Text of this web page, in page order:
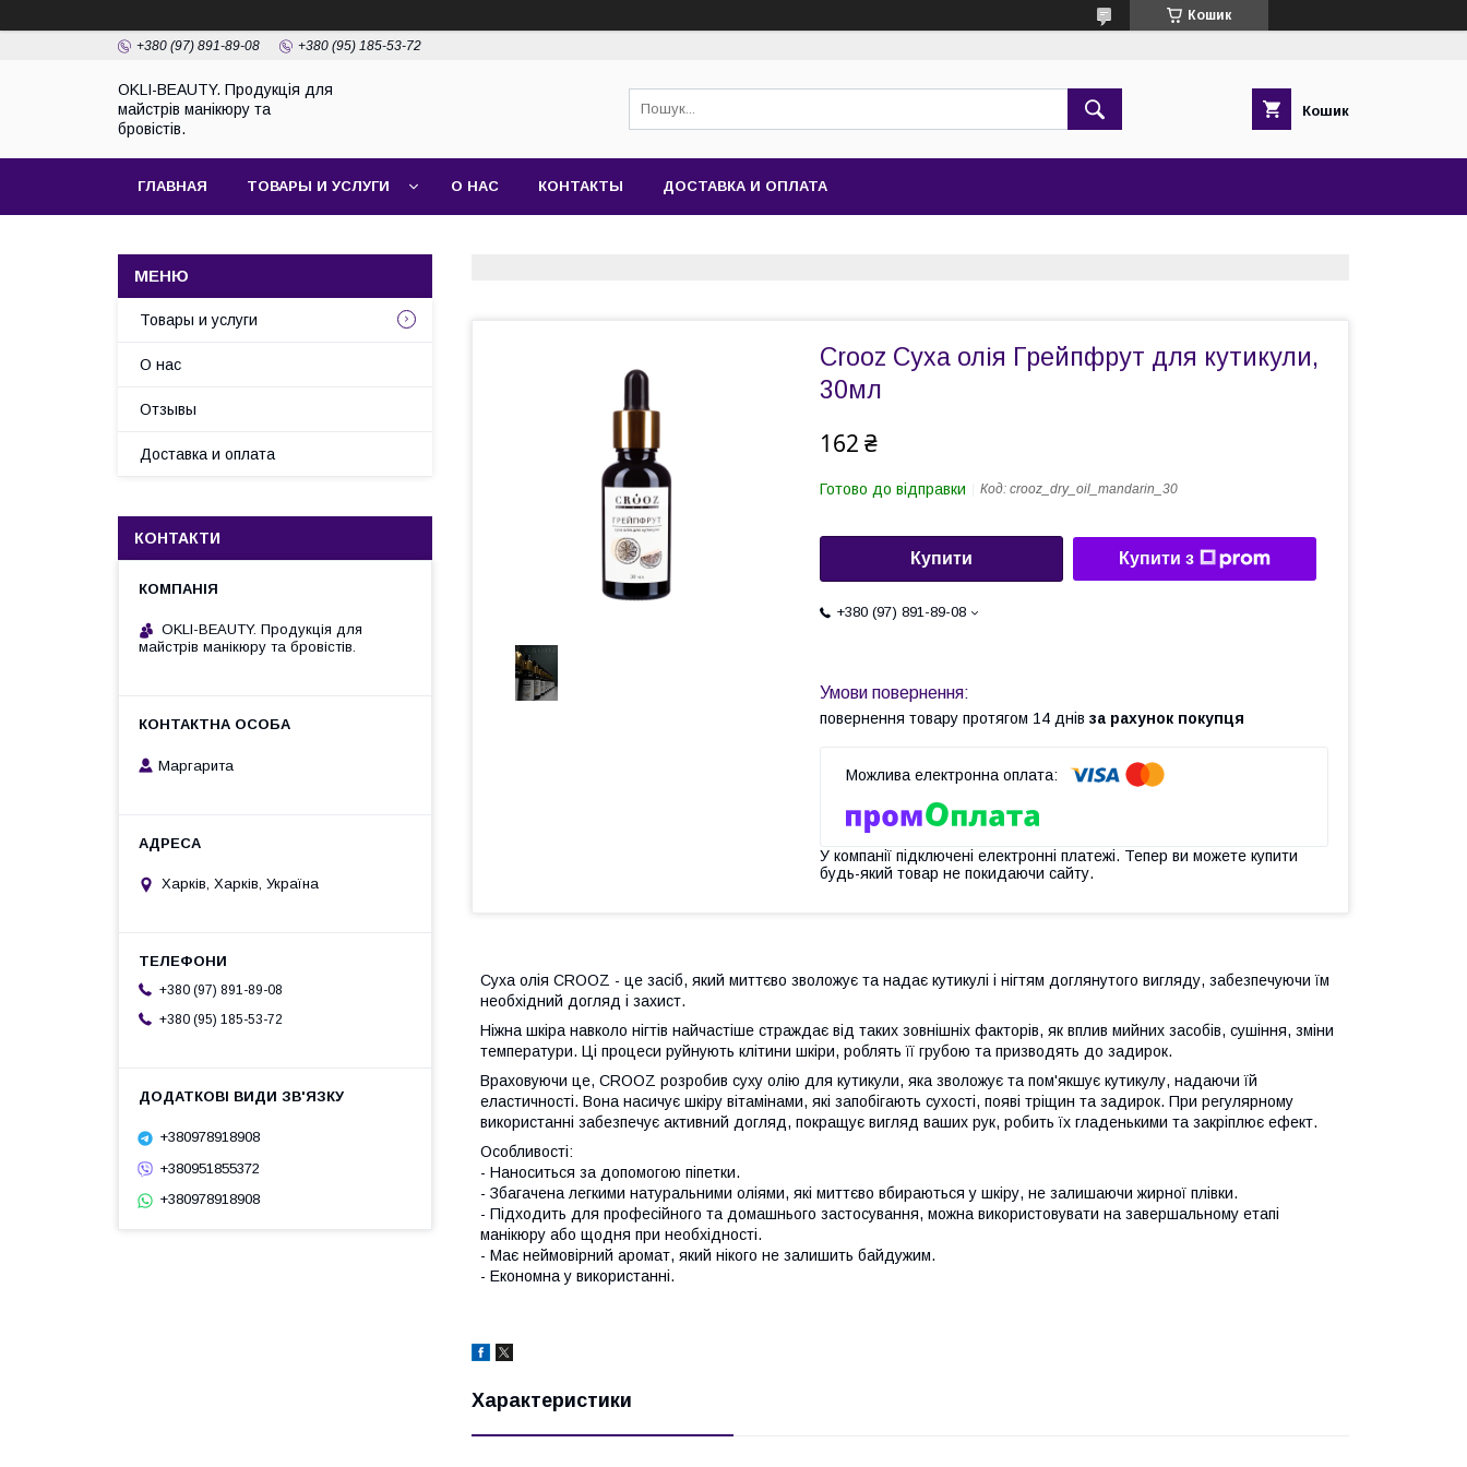
Кошик
+380 (97) 891-89-08 +380 (95) 185-53-72
OKLI-BEAUTY. Продукція для
майстрів манікюру та
бровістів.
Кошик
ГЛАВНАЯ ТОВАРЫ И УСЛУГИ О НАС КОНТАКТЫ ДОСТАВКА И ОПЛАТА
Crooz Суха олія Грейпфрут для кутикули,
30мл
162 ₴
Готово до відправки Код: crooz_dry_oil_mandarin_30
Купити Купити з
+380 (97) 891-89-08
повернення товару протягом 14 днів за рахунок покупця
У компанії підключені електронні платежі. Тепер ви можете купити
будь-який товар не покидаючи сайту.
Суха олія CROOZ - це засіб, який миттєво зволожує та надає кутикулі і нігтям доглянутого вигляду, забезпечуючи їм
необхідний догляд і захист.
Ніжна шкіра навколо нігтів найчастіше страждає від таких зовнішніх факторів, як вплив мийних засобів, сушіння, зміни
температури. Ці процеси руйнують клітини шкіри, роблять її грубою та призводять до задирок.
Враховуючи це, CROOZ розробив суху олію для кутикули, яка зволожує та пом'якшує кутикулу, надаючи їй
еластичності. Вона насичує шкіру вітамінами, які запобігають сухості, появі тріщин та задирок. При регулярному
використанні забезпечує активний догляд, покращує вигляд ваших рук, робить їх гладенькими та закріплює ефект.
Особливості:
- Наноситься за допомогою піпетки.
- Збагачена легкими натуральними оліями, які миттєво вбираються у шкіру, не залишаючи жирної плівки.
- Підходить для професійного та домашнього застосування, можна використовувати на завершальному етапі
манікюру або щодня при необхідності.
- Має неймовірний аромат, який нікого не залишить байдужим.
- Економна у використанні.
Характеристики
Товары и услуги
О нас
Отзывы
Доставка и оплата
КОНТАКТИ
OKLI-BEAUTY. Продукція для
майстрів манікюру та бровістів.
Маргарита
Харків, Харків, Україна
+380 (97) 891-89-08
+380 (95) 185-53-72
+380978918908
+380951855372
+380978918908